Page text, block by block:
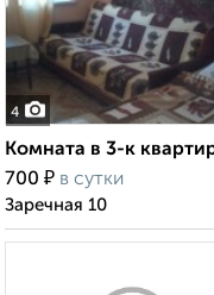
4
Комната в 3-к
700 ₽ в сутки
Заречная 10